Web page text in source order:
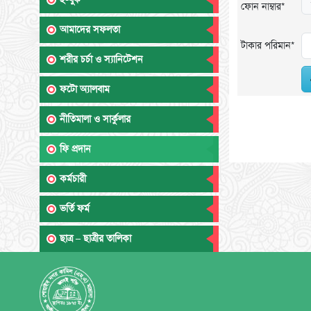
আমাদের সফলতা
শরীর চর্চা ও স্যানিটেশন
ফটো অ্যালবাম
নীতিমালা ও সার্কুলার
ফি প্রদান
কর্মচারী
ভর্তি ফর্ম
ছাত্র – ছাত্রীর তালিকা
ফোন নাম্বার*
টাকার পরিমান*